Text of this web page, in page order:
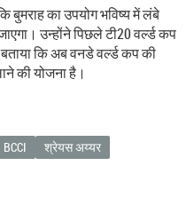
का उपयोग भविष्य में लंबे
उन्होंने पिछले टी20 वर्ल्ड कप
कि अब वनडे वर्ल्ड कप की
की योजना है।
BCCI
श्रेयस अय्यर